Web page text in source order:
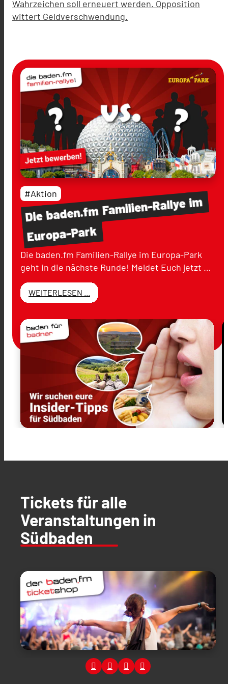
Wahrzeichen soll erneuert werden. Opposition
wittert Geldverschwendung.
Diebaden.fmFamilien-Rallyeim
Europa-Park
#Aktion
Die baden.fm Familien-Rallye im Europa-Park
geht in die nächste Runde! Meldet Euch jetzt …
WEITERLESEN ...
Tickets für alle
Veranstaltungen in
Südbaden